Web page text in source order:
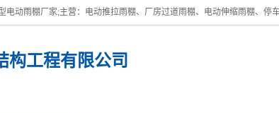
构工程有限公司